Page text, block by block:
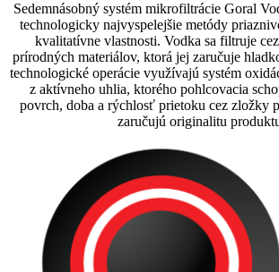
Sedemnásobný systém mikrofiltrácie Goral
technologicky najvyspelejšie metódy
kvalitatívne vlastnosti. Vodka sa filtruje
prírodných materiálov, ktorá jej zaručuje
technologické operácie využívajú systém
z aktívneho uhlia, ktorého pohlcovacia
povrch, doba a rýchlosť prietoku cez zložky
zaručujú originalitu